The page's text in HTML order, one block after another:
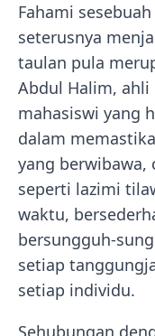
Fahami
seterusnya
taulan pula
Abdul Halim, ahli
mahasiswi yang
dalam
yang
seperti lazimi
waktu,
bersungguh-
setiap
setiap individu.
Sehubungan